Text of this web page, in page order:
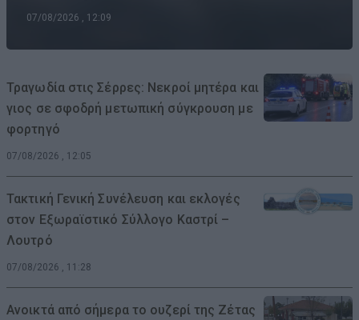
07/08/2026 , 12:09
Τραγωδία στις Σέρρες: Νεκροί μητέρα και
γιος σε σφοδρή μετωπική σύγκρουση με
φορτηγό
07/08/2026 , 12:05
Τακτική Γενική Συνέλευση και εκλογές
στον Εξωραϊστικό Σύλλογο Καστρί –
Λουτρό
07/08/2026 , 11:28
Ανοικτά από σήμερα το ουζερί της Ζέτας